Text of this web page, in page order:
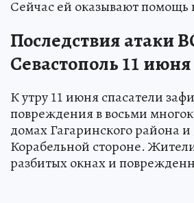
Сейчас ей оказывают помощь
Последствия атаки
Севастополь 11 июня
К утру 11 июня спасатели
повреждения в восьми
домах Гагаринского района
Корабельной стороне.
разбитых окнах и